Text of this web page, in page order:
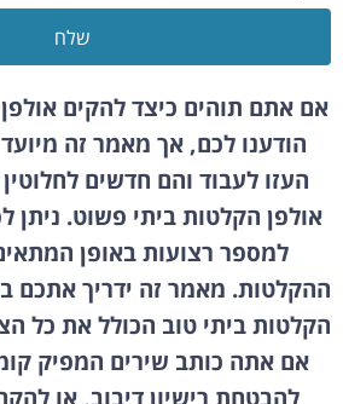
שלח
אם אתם תוהים כיצד להקים
הודענו לכם, אך מאמר זה
העזו לעבוד והם חדשים
אולפן הקלטות ביתי פשוט.
למספר רצועות באופן
ההקלטות. מאמר זה ידריך אתכם
הקלטות ביתי טוב הכולל את כל
אם אתה כותב שירים המפיק